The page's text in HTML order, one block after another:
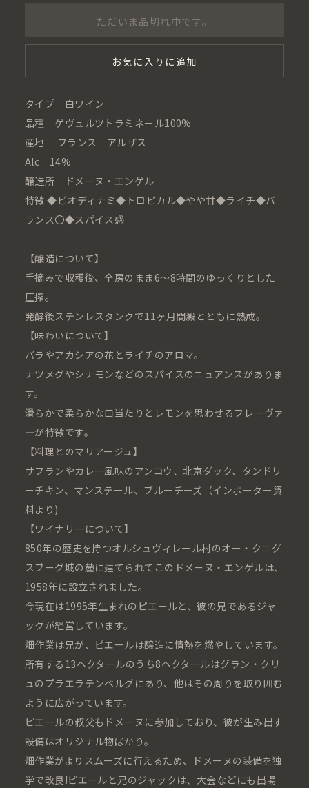
ただいま品切れ中です。
お気に入りに追加
タイプ 白ワイン
品種 ゲヴュルツトラミネール100%
産地 フランス アルザス
Alc 14%
醸造所 ドメーヌ・エンゲル
特徴 ◆ビオディナミ◆トロピカル◆やや甘◆ライチ◆バ
ランス〇◆スパイス感
【醸造について】
手摘みで収穫後、全房のまま6〜8時間のゆっくりとした
圧搾。
発酵後ステンレスタンクで11ヶ月間澱とともに熟成。
【味わいについて】
バラやアカシアの花とライチのアロマ。
ナツメグやシナモンなどのスパイスのニュアンスがありま
す。
滑らかで柔らかな口当たりとレモンを思わせるフレーヴァ
―が特徴です。
【料理とのマリアージュ】
サフランやカレー風味のアンコウ、北京ダック、タンドリ
ーチキン、マンステール、ブルーチーズ（インポーター資
料より)
【ワイナリーについて】
850年の歴史を持つオルシュヴィレール村のオー・クニグ
スブーグ城の麓に建てられてこのドメーヌ・エンゲルは、
1958年に設立されました。
今現在は1995年生まれのピエールと、彼の兄であるジャ
ックが経営しています。
畑作業は兄が、ピエールは醸造に情熱を燃やしています。
所有する13ヘクタールのうち8ヘクタールはグラン・クリ
ュのプラエラテンベルグにあり、他はその周りを取り囲む
ように広がっています。
ピエールの叔父もドメーヌに参加しており、彼が生み出す
設備はオリジナル物ばかり。
畑作業がよりスムーズに行えるため、ドメーヌの装備を独
学で改良!ピエールと兄のジャックは、大会などにも出場